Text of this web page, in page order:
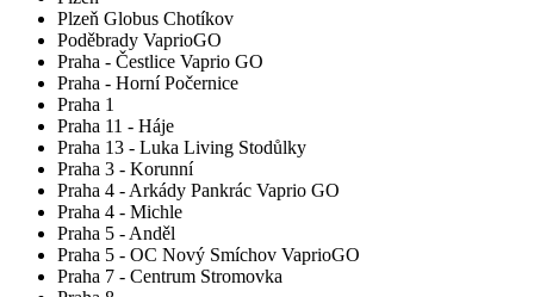
Plzeň Globus Chotíkov
Poděbrady VaprioGO
Praha - Čestlice Vaprio GO
Praha - Horní Počernice
Praha 1
Praha 11 - Háje
Praha 13 - Luka Living Stodůlky
Praha 3 - Korunní
Praha 4 - Arkády Pankrác Vaprio GO
Praha 4 - Michle
Praha 5 - Anděl
Praha 5 - OC Nový Smíchov VaprioGO
Praha 7 - Centrum Stromovka